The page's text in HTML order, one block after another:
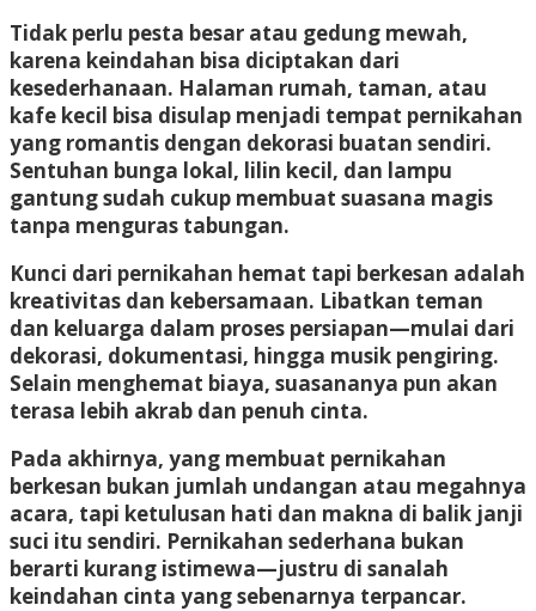
Tidak perlu pesta besar atau gedung mewah,
karena keindahan bisa diciptakan dari
kesederhanaan. Halaman rumah, taman, atau
kafe kecil bisa disulap menjadi tempat pernikahan
yang romantis dengan dekorasi buatan sendiri.
Sentuhan bunga lokal, lilin kecil, dan lampu
gantung sudah cukup membuat suasana magis
tanpa menguras tabungan.
Kunci dari pernikahan hemat tapi berkesan adalah
kreativitas dan kebersamaan. Libatkan teman
dan keluarga dalam proses persiapan—mulai dari
dekorasi, dokumentasi, hingga musik pengiring.
Selain menghemat biaya, suasananya pun akan
terasa lebih akrab dan penuh cinta.
Pada akhirnya, yang membuat pernikahan
berkesan bukan jumlah undangan atau megahnya
acara, tapi ketulusan hati dan makna di balik janji
suci itu sendiri. Pernikahan sederhana bukan
berarti kurang istimewa—justru di sanalah
keindahan cinta yang sebenarnya terpancar.